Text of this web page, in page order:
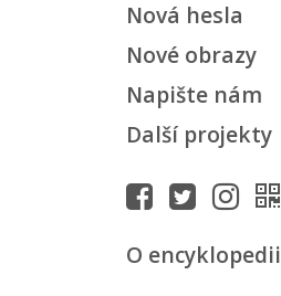
Nová hesla
Nové obrazy
Napište nám
Další projekty
O encyklopedii